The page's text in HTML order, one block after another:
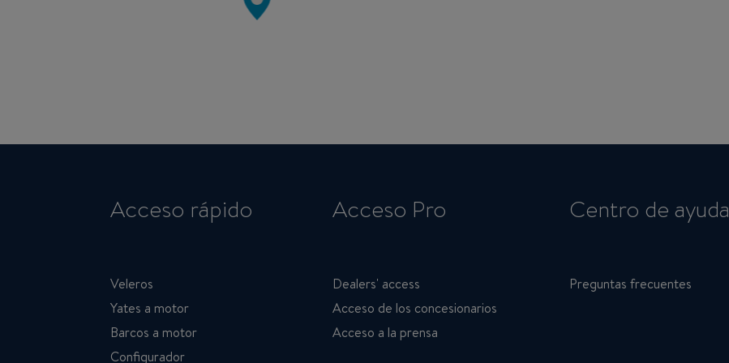
Acceso rápido
Veleros
Yates a motor
Barcos a motor
Configurador
Acceso Pro
Dealers' access
Acceso de los concesionarios
Acceso a la prensa
Centro de ayuda
Preguntas frecuentes